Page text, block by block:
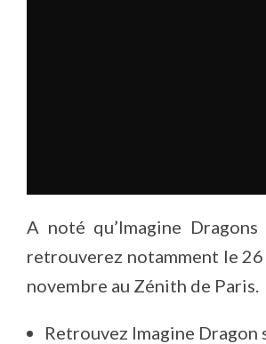
A noté qu’Imagine
retrouverez notamment le
novembre au Zénith de Paris.
Retrouvez Imagine Dragon